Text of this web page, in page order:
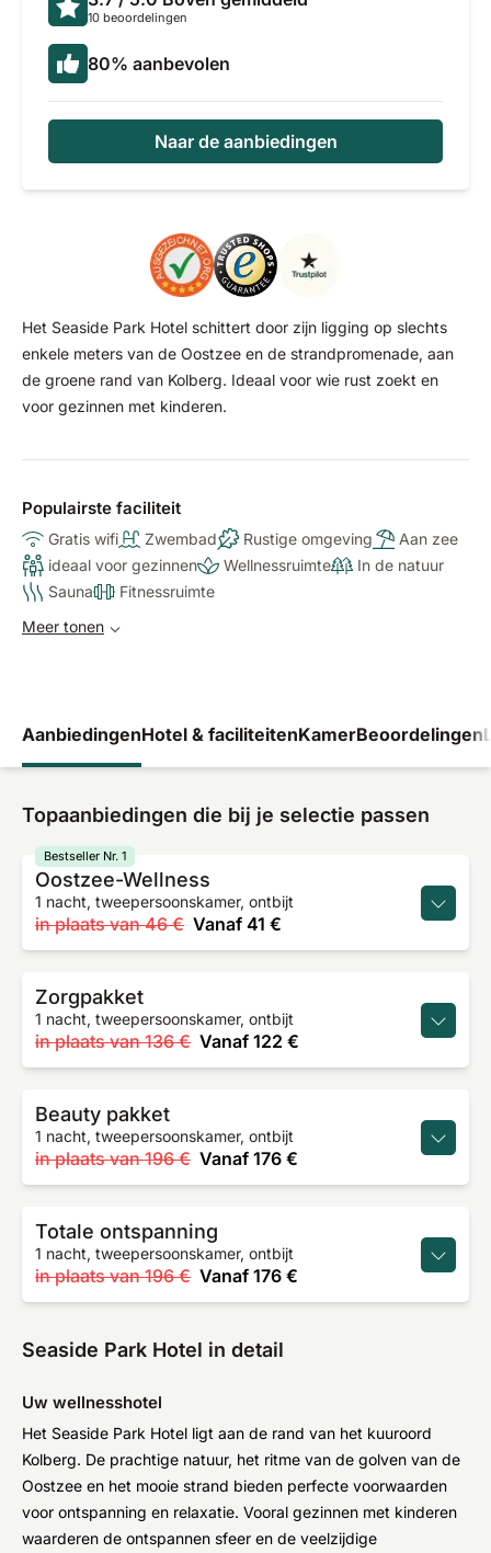
10 beoordelingen
80% aanbevolen
Naar de aanbiedingen
Het Seaside Park Hotel schittert door zijn ligging op slechts
enkele meters van de Oostzee en de strandpromenade, aan
de groene rand van Kolberg. Ideaal voor wie rust zoekt en
voor gezinnen met kinderen.
Populairste faciliteit
Gratis wifi Zwembad Rustige omgeving
Aan zee
ideaal voor gezinnen
Wellnessruimte
In de natuur
Sauna
Fitnessruimte
Meer tonen
AanbiedingenHotel & faciliteitenKamerBeoordelingen
Topaanbiedingen die bij je selectie passen
Oostzee-Wellness
1 nacht, tweepersoonskamer, ontbijt
in plaats van 46 € Vanaf 41 €
Bestseller Nr. 1
Zorgpakket
1 nacht, tweepersoonskamer, ontbijt
in plaats van 136 € Vanaf 122 €
Beauty pakket
1 nacht, tweepersoonskamer, ontbijt
in plaats van 196 € Vanaf 176 €
Totale ontspanning
1 nacht, tweepersoonskamer, ontbijt
in plaats van 196 € Vanaf 176 €
Seaside Park Hotel in detail
Uw wellnesshotel
Het Seaside Park Hotel ligt aan de rand van het kuuroord
Kolberg. De prachtige natuur, het ritme van de golven van de
Oostzee en het mooie strand bieden perfecte voorwaarden
voor ontspanning en relaxatie. Vooral gezinnen met kinderen
waarderen de ontspannen sfeer en de veelzijdige